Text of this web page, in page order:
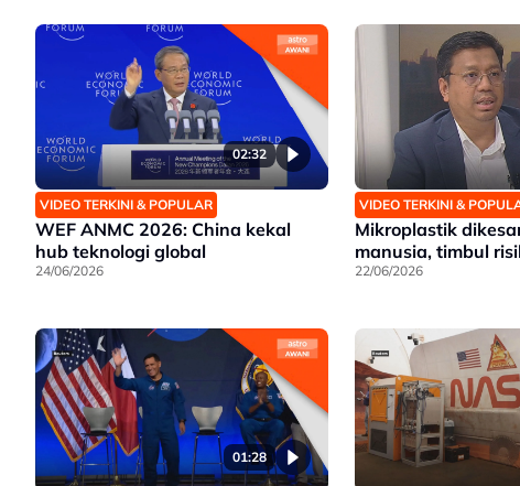
02:32
VIDEO TERKINI & POPULAR
WEF ANMC 2026: China kekal
hub teknologi global
24/06/2026
VIDEO TERKINI &
Mikroplastik
manusia, timbul
22/06/2026
01:28